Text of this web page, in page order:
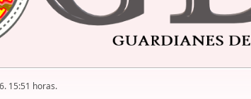
15:51 horas.